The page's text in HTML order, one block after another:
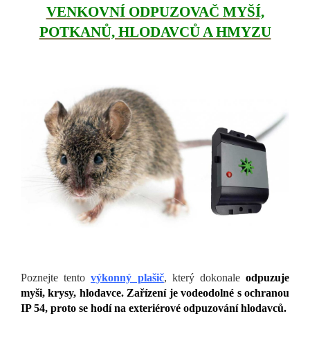
VENKOVNÍ ODPUZOVAČ MYŠÍ,
POTKANŮ, HLODAVCŮ A HMYZU
Poznejte tentovýkonný plašič, který dokonaleodpuzuje
myši, krysy, hlodavce. Zařízení je vodeodolné s ochranou
IP 54, proto se hodí na exteriérové odpuzování hlodavců.